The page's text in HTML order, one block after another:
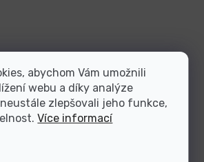
abychom Vám umožnili
webu a díky analýze
zlepšovali jeho funkce,
Více informací